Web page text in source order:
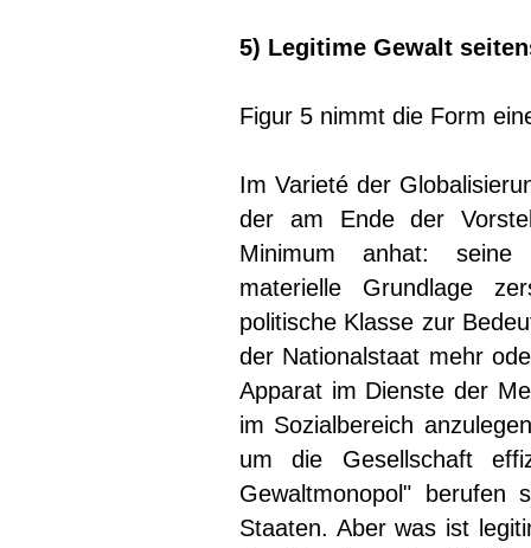
5) Legitime Gewalt
Figur 5 nimmt die Form
Im Varieté der
der am Ende der
Minimum anhat: seine
materielle Grundlage
politische Klasse zur
der Nationalstaat mehr
Apparat im Dienste der
im Sozialbereich
um die Gesellschaft
Gewaltmonopol" berufen
Staaten. Aber was ist